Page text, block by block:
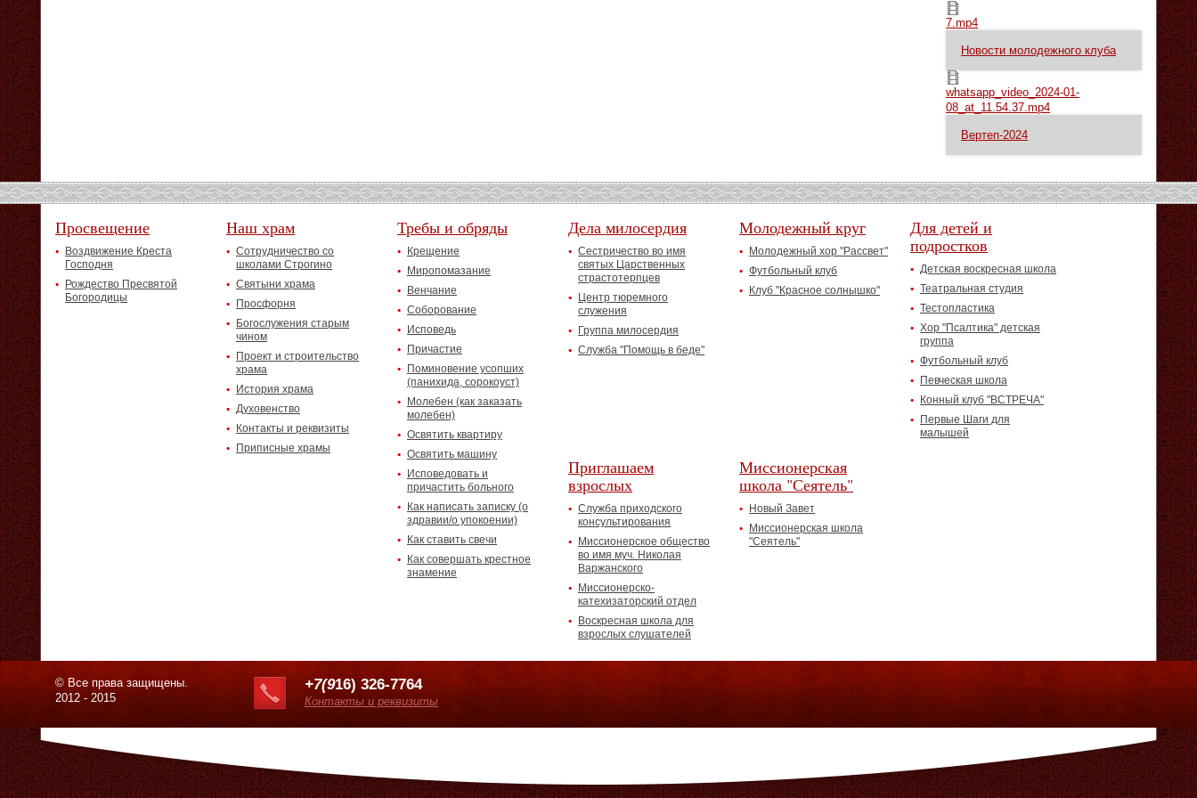
7.mp4
7.mp4
Новости молодежного клуба
whatsapp_video_2024-01-08_at_11.54.37.mp4
whatsapp_video_2024-01-
08_at_11.54.37.mp4
Вертеп-2024
Просвещение
Воздвижение Креста
Господня
Рождество Пресвятой
Богородицы
Наш храм
Сотрудничество со
школами Строгино
Святыни храма
Просфорня
Богослужения старым
чином
Проект и строительство
храма
История храма
Духовенство
Контакты и реквизиты
Приписные храмы
Требы и обряды
Крещение
Миропомазание
Венчание
Соборование
Исповедь
Причастие
Поминовение усопших
(панихида, сорокоуст)
Молебен (как заказать
молебен)
Освятить квартиру
Освятить машину
Исповедовать и
причастить больного
Как написать записку (о
здравии/о упокоении)
Как ставить свечи
Как совершать крестное
знамение
Дела милосердия
Сестричество во имя
святых Царственных
страстотерпцев
Центр тюремного
служения
Группа милосердия
Служба "Помощь в беде"
Молодежный круг
Молодежный хор "Рассвет"
Футбольный клуб
Клуб "Красное солнышко"
Для детей и
подростков
Детская воскресная школа
Театральная студия
Тестопластика
Хор "Псалтика" детская
группа
Футбольный клуб
Певческая школа
Конный клуб "ВСТРЕЧА"
Первые Шаги для
малышей
Приглашаем
взрослых
Служба приходского
консультирования
Миссионерское общество
во имя муч. Николая
Варжанского
Миссионерско-
катехизаторский отдел
Воскресная школа для
взрослых слушателей
Миссионерская
школа "Сеятель"
Новый Завет
Миссионерская школа
"Сеятель"
© Все права защищены.
2012 - 2015
+7(916) 326-7764
Контакты и реквизиты